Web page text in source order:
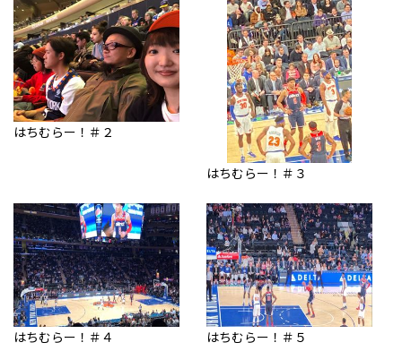
はちむらー！＃２
はちむらー！＃３
はちむらー！＃４ はちむらー！＃５